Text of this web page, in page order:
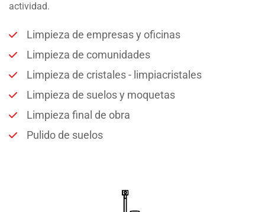
actividad.
Limpieza de empresas y oficinas
Limpieza de comunidades
Limpieza de cristales - limpiacristales
Limpieza de suelos y moquetas
Limpieza final de obra
Pulido de suelos